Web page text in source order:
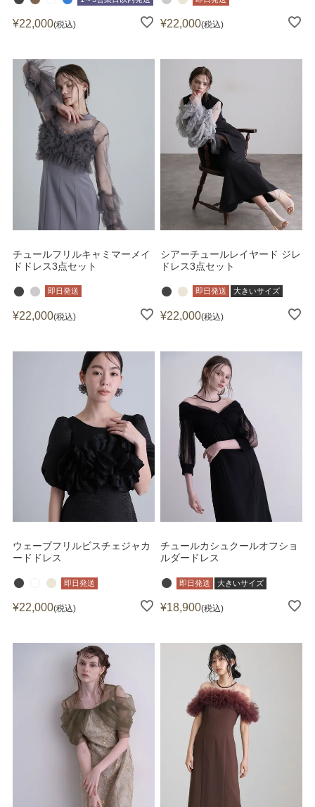
¥22,000 税込 ¥22,000 税込
チュールフリルキャミマーメイ
ドドレス3点セット
即日発送
¥22,000 税込
シアーチュールレイヤード ジレ
ドレス3点セット
即日発送 大きいサイズ
¥22,000 税込
ウェーブフリルビスチェジャカ
ードドレス
即日発送
¥22,000 税込
チュールカシュクールオフショ
ルダードレス
即日発送 大きいサイズ
¥18,900 税込